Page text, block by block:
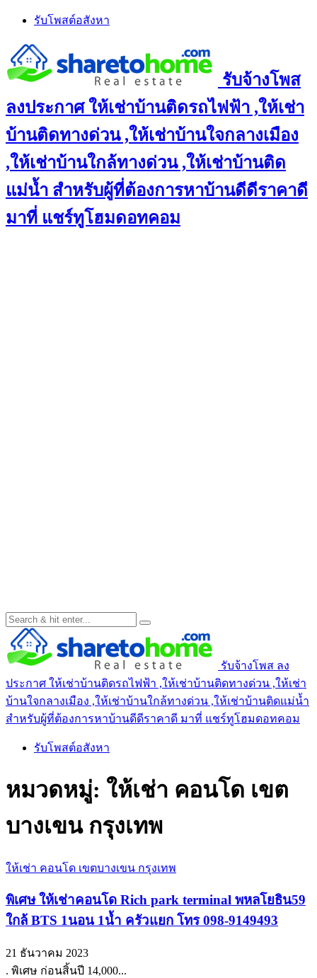
Skip
content
รับโพสต์อสังหา
รับจ้างโพส
ลงประกาศ ให้เช่าบ้านติดรถไฟฟ้า ,ให้เช่า
บ้านติดทางด่วน ,ให้เช่าบ้านใจกลางเมือง
,ให้เช่าบ้านใกล้ทางด่วน ,ให้เช่าบ้านติด
แม่น้ำ สำหรับผู้ที่ต้องการหาบ้านดีดีราคาดี
มาที่ แชร์ทูโฮมดอทคอม
รับจ้างโพส ลง
ประกาศ ให้เช่าบ้านติดรถไฟฟ้า ,ให้เช่าบ้านติดทางด่วน ,ให้เช่า
บ้านใจกลางเมือง ,ให้เช่าบ้านใกล้ทางด่วน ,ให้เช่าบ้านติดแม่น้ำ
สำหรับผู้ที่ต้องการหาบ้านดีดีราคาดี มาที่ แชร์ทูโฮมดอทคอม
รับโพสต์อสังหา
หมวดหมู่: ให้เช่า คอนโด เขต
บางเขน กรุงเทพ
ให้เช่า คอนโด เขตบางเขน กรุงเทพ
พิเศษ ให้เช่าคอนโด Rich park terminal พหลโยธิน59
ใกล้ BTS 1นอน 1น้ำ ครัวแยก โทร 098-9149493
21 ธันวาคม 2023
. พิเศษ ก่อนสิ้นปี 14,000...